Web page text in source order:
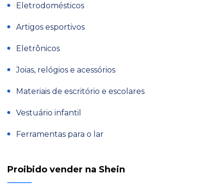
Eletrodomésticos
Artigos esportivos
Eletrônicos
Joias, relógios e acessórios
Materiais de escritório e escolares
Vestuário infantil
Ferramentas para o lar
Proibido vender na Shein